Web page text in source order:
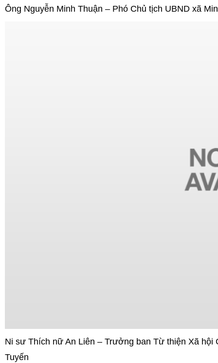
Ông Nguyễn Minh Thuận – Phó Chủ tịch UBND xã
Ni sư Thích nữ An Liên – Trưởng ban Từ thiện Xã
Tuyến